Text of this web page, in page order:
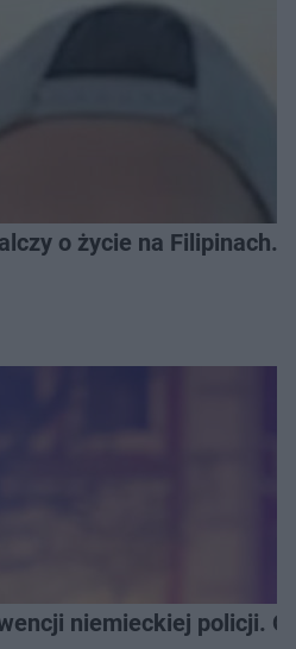
o życie na Filipinach.
niemieckiej policji.